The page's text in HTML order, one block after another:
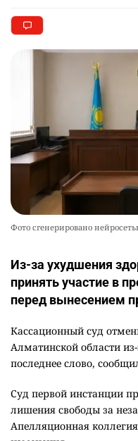
Фото сгенерировано
Из-за ухудшения
принять участие в
перед вынесением
Кассационный суд
Алматинской области
последнее слово,
Суд первой инстанции
лишения свободы за
Апелляционная